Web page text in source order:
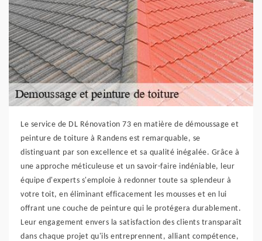
Le service de DL Rénovation 73 en matière de démoussage et
peinture de toiture à Randens est remarquable, se
distinguant par son excellence et sa qualité inégalée. Grâce à
une approche méticuleuse et un savoir-faire indéniable, leur
équipe d'experts s'emploie à redonner toute sa splendeur à
votre toit, en éliminant efficacement les mousses et en lui
offrant une couche de peinture qui le protégera durablement.
Leur engagement envers la satisfaction des clients transparaît
dans chaque projet qu'ils entreprennent, alliant compétence,